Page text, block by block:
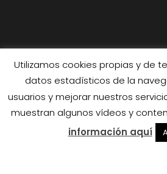
Copyright 2024
derechos
Diseñado por
Utilizamos cookies propias y de
datos estadísticos de la
usuarios y mejorar nuestros
muestran algunos vídeos y
información aquí